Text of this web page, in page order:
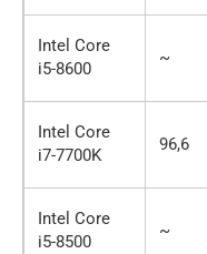
Intel Core
i5-8600
~
Intel Core
i7-7700K
96,6
Intel Core
i5-8500
~